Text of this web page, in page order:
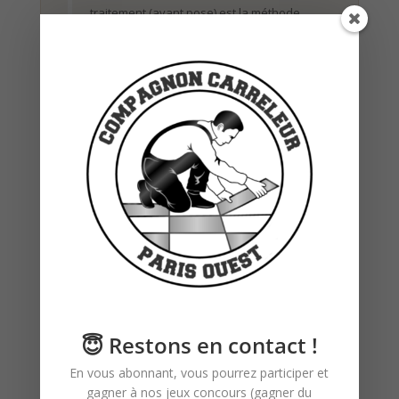
traitement (avant pose) est la méthode
qu’elle imperméabilise la totalité de la dalle
et pas seulement la face visible. Sur une
pierre poreuse comme le travertin, c’est la
différence entre une pierre qui patine bien
et une pierre qui se tache irréversiblement.
La douche italienne : la pièce d’orfèvrerie du
La douche italienne, c’est l’élément le plus délicat à poser
L’étanchéité (SPEC).
à l’eau régulière, nous avons appliqué un Système de
😇 Restons en contact !
En vous abonnant, vous pourrez participer et
gagner à nos jeux concours (gagner du